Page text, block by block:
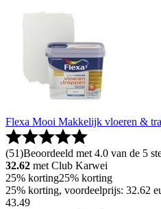
Flexa Mooi Makkelijk vloeren &
(51)Beoordeeld met 4.0 van de 5
32.62 met Club Karwei
25% korting25% korting
25% korting, voordeelprijs: 32.62
43.49